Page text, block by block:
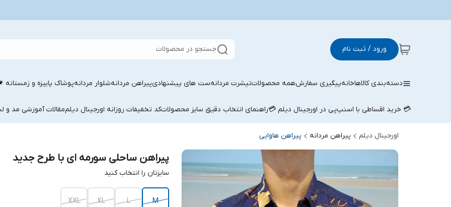
ورود / ثبت نام جستجو در محصولات
دسته‌بندی کالاهاخانهپیگیری سفارشهمه محصولاتتیشرت مردانهست های پیشنهادیپیراهن مردانهشلوار مردانهپوشاک پاییزه و زمستانه
💳 خرید اقساطی با اسنپ‌پی در اورجینال دیلم 💳راهنمای انتخاب دقیق سایز محصولاتکد تخفیفات روزانه اورجینال دیلممقالات آموزشی مد و
اورجینال دیلم پیراهن مردانه پیراهن هاوایی
پیراهن ساحلی سورمه ای با طرح جدید
سایزتان را انتخاب کنید
M
L
XL
XXL